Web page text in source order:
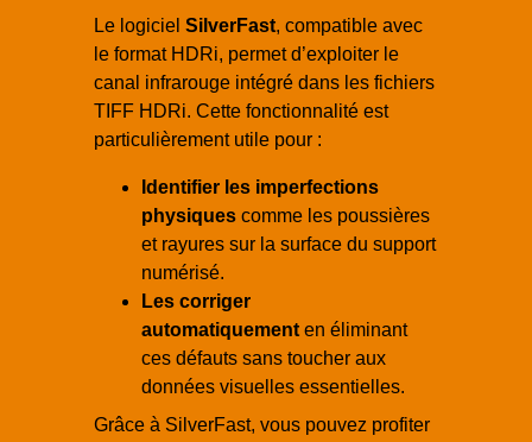
Le logiciel SilverFast, compatible avec
le format HDRi, permet d’exploiter le
canal infrarouge intégré dans les fichiers
TIFF HDRi. Cette fonctionnalité est
particulièrement utile pour :
Identifier les imperfections
physiques comme les poussières
et rayures sur la surface du support
numérisé.
Les corriger
automatiquement en éliminant
ces défauts sans toucher aux
données visuelles essentielles.
Grâce à SilverFast, vous pouvez profiter